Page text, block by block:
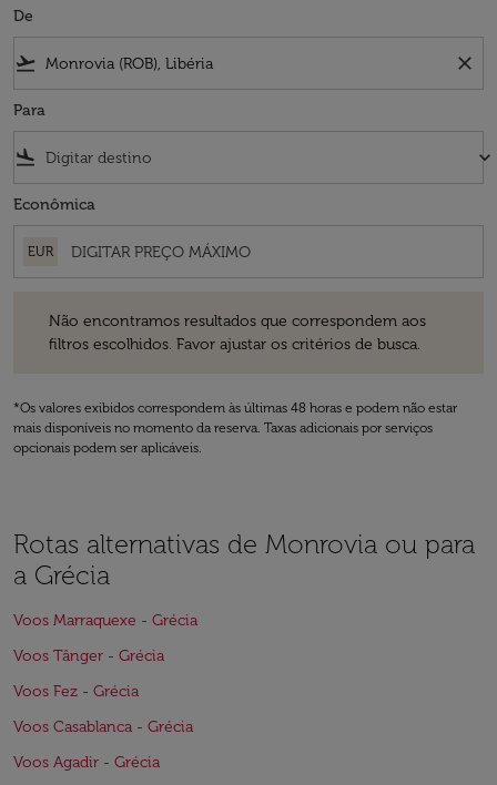
De
flight_takeoff close
Para
flight_land keyboard_arrow_down
Econômica
EUR
Não encontramos resultados que correspondem aos
filtros escolhidos. Favor ajustar os critérios de busca.
*Os valores exibidos correspondem às últimas 48 horas e podem não estar
mais disponíveis no momento da reserva. Taxas adicionais por serviços
opcionais podem ser aplicáveis.
Rotas alternativas de Monrovia ou para
a Grécia
Voos Marraquexe - Grécia
Voos Tânger - Grécia
Voos Fez - Grécia
Voos Casablanca - Grécia
Voos Agadir - Grécia